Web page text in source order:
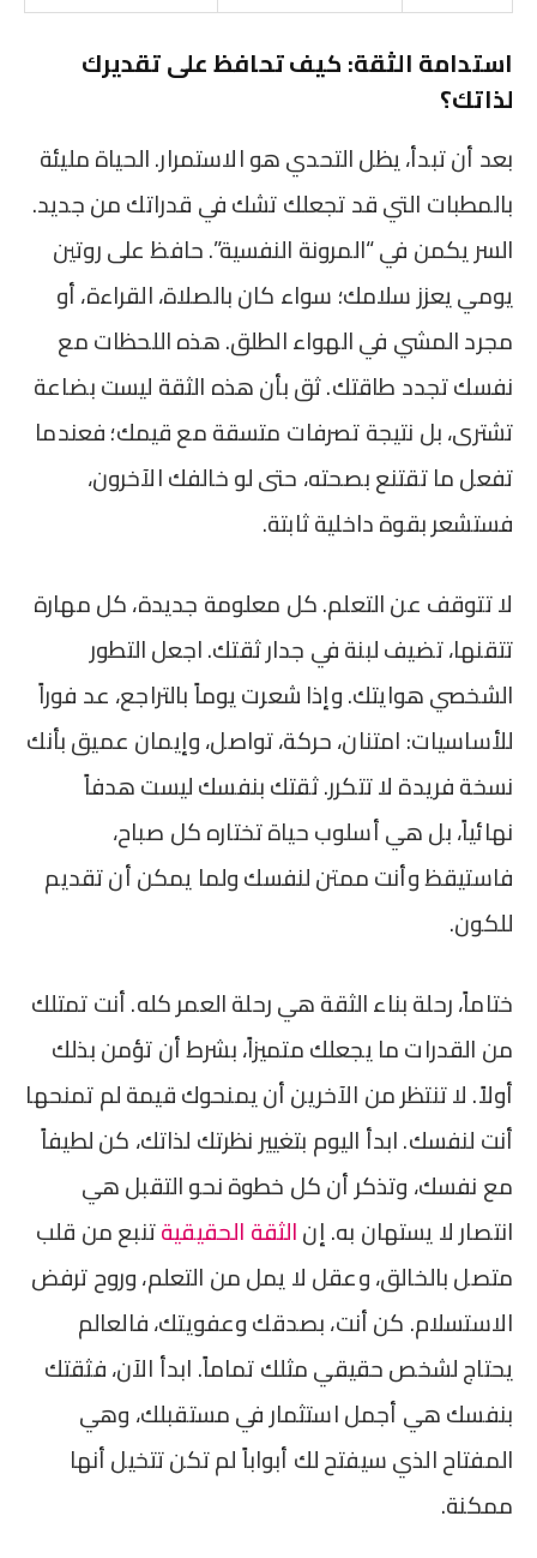
استدامة الثقة: كيف تحافظ على تقديرك
لذاتك؟
بعد أن تبدأ، يظل التحدي هو الاستمرار. الحياة مليئة
بالمطبات التي قد تجعلك تشك في قدراتك من جديد.
السر يكمن في “المرونة النفسية”. حافظ على روتين
يومي يعزز سلامك؛ سواء كان بالصلاة، القراءة، أو
مجرد المشي في الهواء الطلق. هذه اللحظات مع
نفسك تجدد طاقتك. ثق بأن هذه الثقة ليست بضاعة
تشترى، بل نتيجة تصرفات متسقة مع قيمك؛ فعندما
تفعل ما تقتنع بصحته، حتى لو خالفك الآخرون،
فستشعر بقوة داخلية ثابتة.
لا تتوقف عن التعلم. كل معلومة جديدة، كل مهارة
تتقنها، تضيف لبنة في جدار ثقتك. اجعل التطور
الشخصي هوايتك. وإذا شعرت يوماً بالتراجع، عد فوراً
للأساسيات: امتنان، حركة، تواصل، وإيمان عميق بأنك
نسخة فريدة لا تتكرر. ثقتك بنفسك ليست هدفاً
نهائياً، بل هي أسلوب حياة تختاره كل صباح،
فاستيقظ وأنت ممتن لنفسك ولما يمكن أن تقديم
للكون.
ختاماً، رحلة بناء الثقة هي رحلة العمر كله. أنت تمتلك
من القدرات ما يجعلك متميزاً، بشرط أن تؤمن بذلك
أولاً. لا تنتظر من الآخرين أن يمنحوك قيمة لم تمنحها
أنت لنفسك. ابدأ اليوم بتغيير نظرتك لذاتك، كن لطيفاً
مع نفسك، وتذكر أن كل خطوة نحو التقبل هي
انتصار لا يستهان به. إنالثقة الحقيقيةتنبع من قلب
متصل بالخالق، وعقل لا يمل من التعلم، وروح ترفض
الاستسلام. كن أنت، بصدقك وعفويتك، فالعالم
يحتاج لشخص حقيقي مثلك تماماً. ابدأ الآن، فثقتك
بنفسك هي أجمل استثمار في مستقبلك، وهي
المفتاح الذي سيفتح لك أبواباً لم تكن تتخيل أنها
ممكنة.